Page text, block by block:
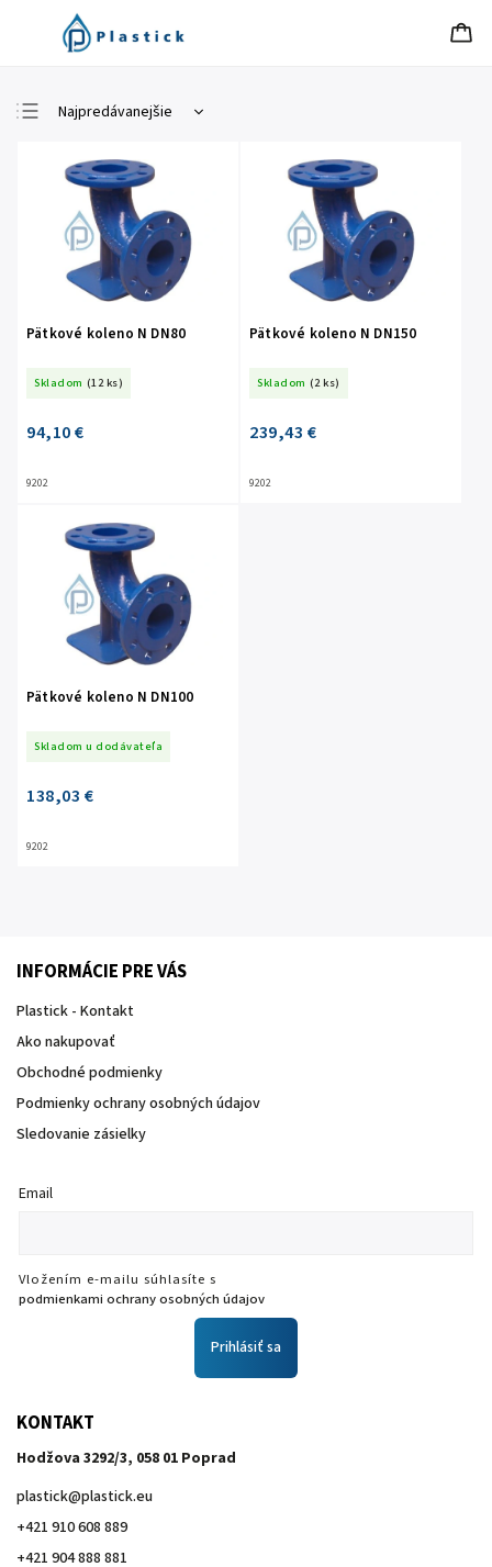
Najpredávanejšie
Najdrahšie
Abecedne
Pätkové koleno N DN80
Skladom (12 ks)
94,10 €
9202
Pätkové koleno N DN150
Skladom (2 ks)
239,43 €
9202
Pätkové koleno N DN100
Skladom u dodávateľa
138,03 €
9202
INFORMÁCIE PRE VÁS
Plastick - Kontakt
Ako nakupovať
Obchodné podmienky
Podmienky ochrany osobných údajov
Sledovanie zásielky
Email
Vložením e-mailu súhlasíte s
podmienkami ochrany osobných údajov
Prihlásiť sa
KONTAKT
Hodžova 3292/3, 058 01 Poprad
plastick@plastick.eu
+421 910 608 889
+421 904 888 881